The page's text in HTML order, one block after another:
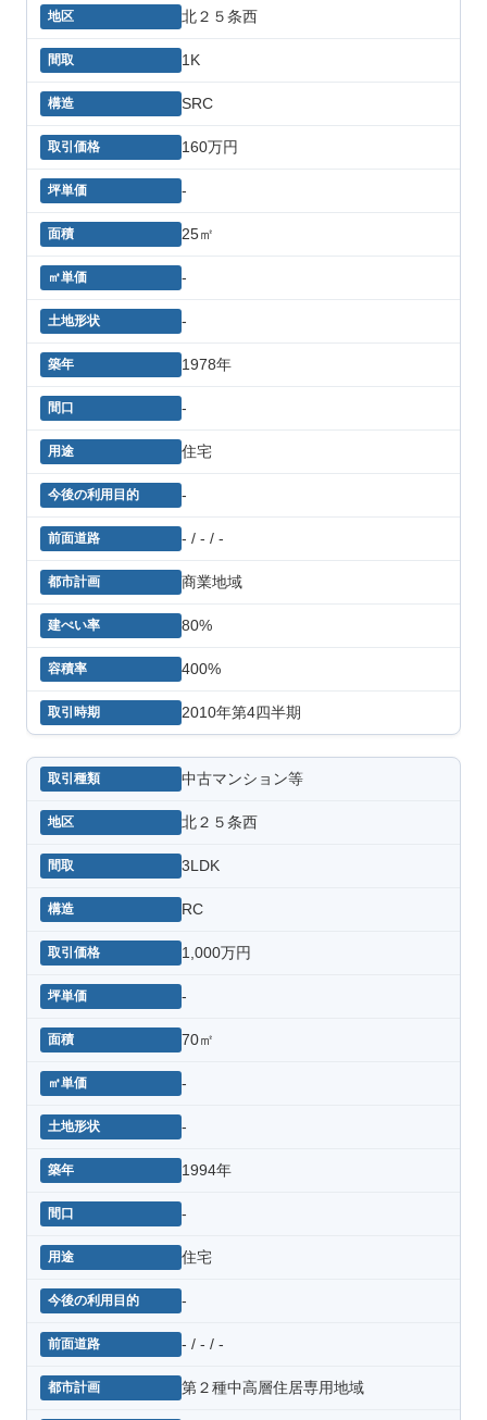
北２５条西
1K
SRC
160万円
-
25㎡
-
-
1978年
-
住宅
-
- / - / -
商業地域
80%
400%
2010年第4四半期
中古マンション等
北２５条西
3LDK
RC
1,000万円
-
70㎡
-
-
1994年
-
住宅
-
- / - / -
第２種中高層住居専用地域